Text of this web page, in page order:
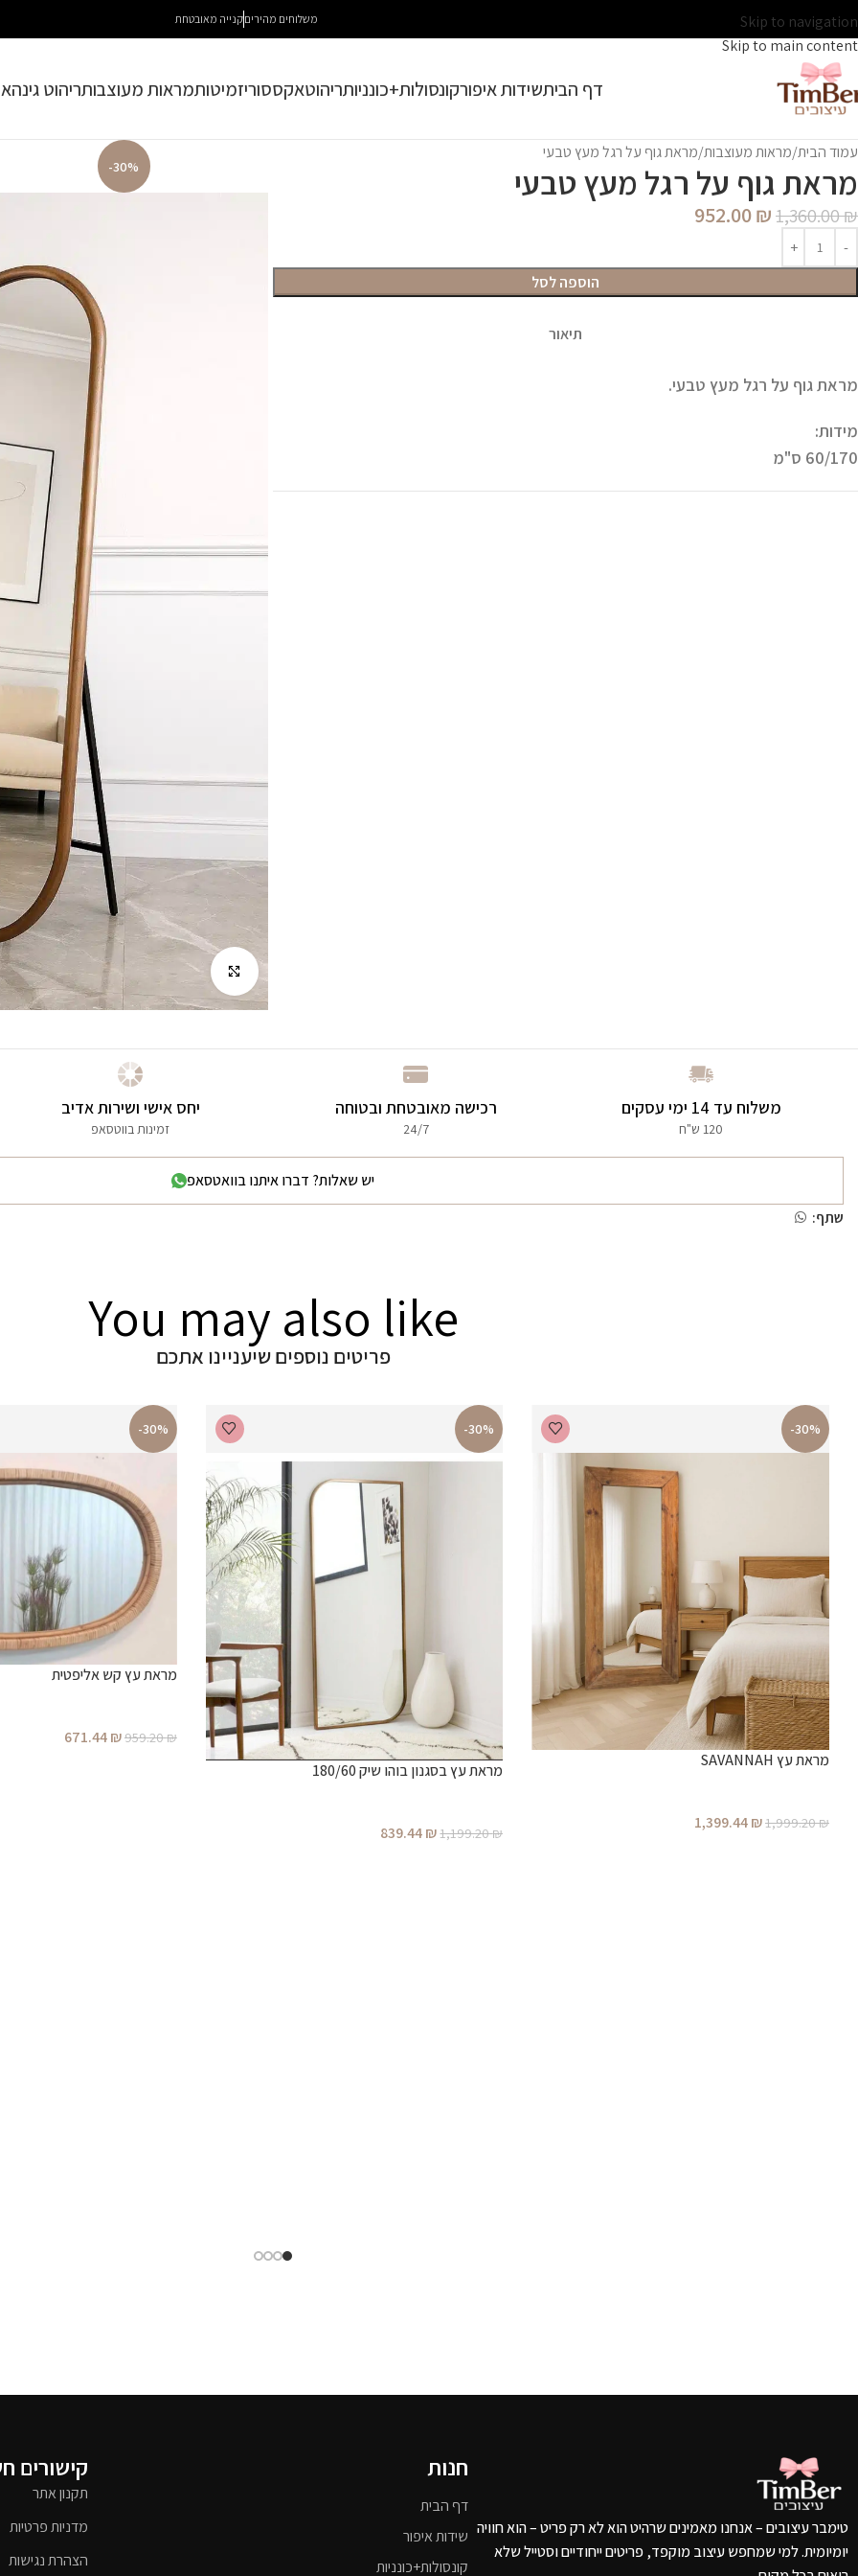
Skip to navigation
Skip to main content
משלוחים מהיריםקנייה מאובטחת
דף הביתשידות איפורקונסולות+כונניותריהוטאקססוריזמיטותמראות מעוצבותריהוט גינה
עמוד הבית מראות מעוצבות מראת גוף על רגל מעץ טבעי
מראת גוף על רגל מעץ טבעי
1,360.00₪
952.00₪
הוספה לסל
תיאור
מראת גוף על רגל מעץ טבעי.
מידות:
60/170 ס"מ
-30%
לחץ להגדלה
משלוח עד 14 ימי עסקים
120 ש"ח
רכישה מאובטחת ובטוחה
24/7
יחס אישי ושירות אדיב
זמינות בווטסאפ
יש שאלות? דברו איתנו בוואטסאפ
שתף:
You may also like
פריטים נוספים שיעניינו אתכם
-30%
מראת עץ SAVANNAH
1,999.20₪
1,399.44₪
-30%
מראת עץ בסגנון בוהו שיק 180/60
1,199.20₪
839.44₪
-30%
מראת עץ קש אליפטית
959.20₪
671.44₪
טימבר עיצובים – אנחנו מאמינים שרהיט הוא לא רק פריט – הוא חוויה
יומיומית. למי שמחפש עיצוב מוקפד, פריטים ייחודיים וסטייל שלא
חנות
דף הבית
שידות איפור
קונסולות+כונניות
קישורים
תקנון אתר
מדניות פרטיות
הצהרת נגישות